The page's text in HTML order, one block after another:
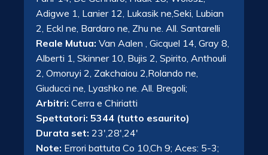
Adigwe 1, Lanier 12, Lukasik ne,Seki, Lubian
2, Eckl ne, Bardaro ne, Zhu ne. All. Santarelli
Reale Mutua: Van Aalen , Gicquel 14, Gray 8,
Alberti 1, Skinner 10, Bujis 2, Spirito, Anthouli
2, Omoruyi 2, Zakchaiou 2,Rolando ne,
Giuducci ne, Lyashko ne. All. Bregoli;
Arbitri: Cerra e Chiriatti
Spettatori: 5344 (tutto esaurito)
Durata set: 23′,28′,24′
Note: Errori battuta Co 10,Ch 9; Aces: 5-3;